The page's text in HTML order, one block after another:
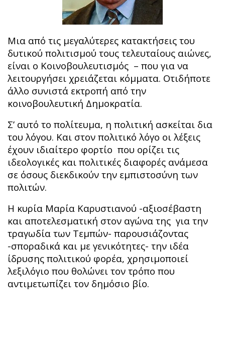
Μια από τις μεγαλύτερες κατακτήσεις του
δυτικού πολιτισμού τους τελευταίους αιώνες,
είναι ο Κοινοβουλευτισμός – που για να
λειτουργήσει χρειάζεται κόμματα. Οτιδήποτε
άλλο συνιστά εκτροπή από την
κοινοβουλευτική Δημοκρατία.
Σ’ αυτό το πολίτευμα, η πολιτική ασκείται δια
του λόγου. Και στον πολιτικό λόγο οι λέξεις
έχουν ιδιαίτερο φορτίο που ορίζει τις
ιδεολογικές και πολιτικές διαφορές ανάμεσα
σε όσους διεκδικούν την εμπιστοσύνη των
πολιτών.
Η κυρία Μαρία Καρυστιανού -αξιοσέβαστη
και αποτελεσματική στον αγώνα της για την
τραγωδία των Τεμπών- παρουσιάζοντας
-σποραδικά και με γενικότητες- την ιδέα
ίδρυσης πολιτικού φορέα, χρησιμοποιεί
λεξιλόγιο που θολώνει τον τρόπο που
αντιμετωπίζει τον δημόσιο βίο.